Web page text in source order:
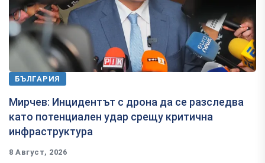
БЪЛГАРИЯ
Мирчев: Инцидентът с дрона да се разследва
като потенциален удар срещу критична
инфраструктура
8 Август, 2026